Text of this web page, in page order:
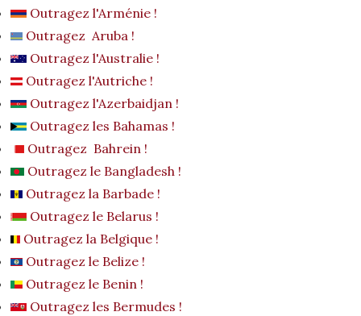
Outragez l'Arménie !
Outragez Aruba !
Outragez l'Australie !
Outragez l'Autriche !
Outragez l'Azerbaidjan !
Outragez les Bahamas !
Outragez Bahrein !
Outragez le Bangladesh !
Outragez la Barbade !
Outragez le Belarus !
Outragez la Belgique !
Outragez le Belize !
Outragez le Benin !
Outragez les Bermudes !